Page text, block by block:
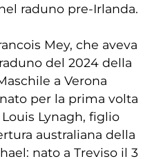
raduno pre-Irlanda.
Mey, che aveva
del 2024 della
a Verona
per la prima volta
Lynagh, figlio
australiana della
nato a Treviso il 3